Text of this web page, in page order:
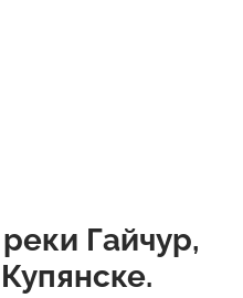
Гайчур,